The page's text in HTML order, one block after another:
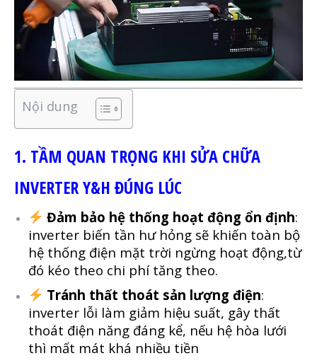
Nội dung
1. TẦM QUAN TRỌNG KHI SỬA CHỮA
INVERTER Y&H ĐÚNG LÚC
Đảm bảo hệ thống hoạt động ổn định:
inverter biến tần hư hỏng sẽ khiến toàn bộ
hệ thống điện mặt trời ngừng hoạt động,từ
đó kéo theo chi phí tăng theo.
Tránh thất thoát sản lượng điện:
inverter lỗi làm giảm hiệu suất, gây thất
thoát điện năng đáng kể, nếu hệ hòa lưới
thì mất mát khá nhiều tiền